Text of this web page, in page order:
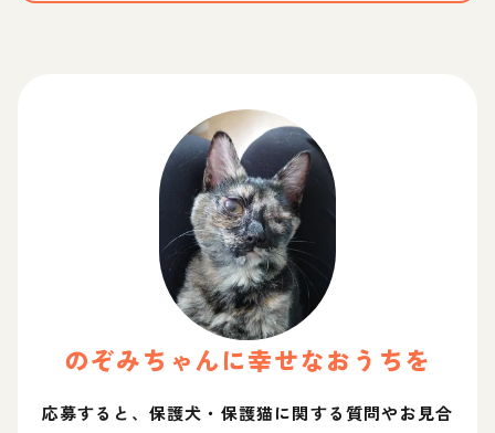
のぞみちゃんに幸せなおうちを
応募すると、保護犬・保護猫に関する質問やお見合